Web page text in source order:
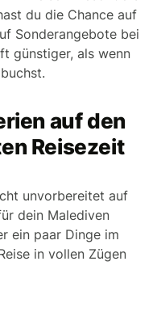
du die Chance auf
Sonderangebote bei
günstiger, als wenn
auf den
Reisezeit
unvorbereitet auf
dein Malediven
ein paar Dinge im
in vollen Zügen